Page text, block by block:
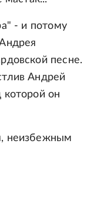
- и потому
песне.
Андрей
которой он
неизбежным